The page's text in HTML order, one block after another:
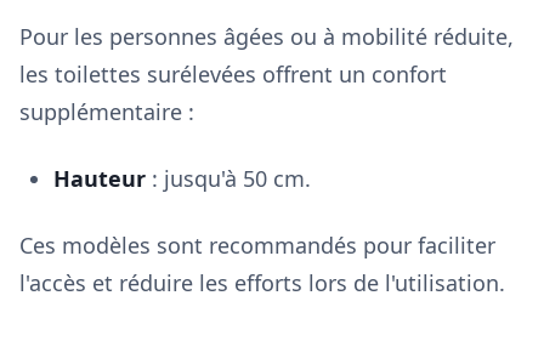
Pour les personnes âgées ou à mobilité réduite,
les toilettes surélevées offrent un confort
supplémentaire :
Hauteur : jusqu'à 50 cm.
Ces modèles sont recommandés pour faciliter
l'accès et réduire les efforts lors de l'utilisation.